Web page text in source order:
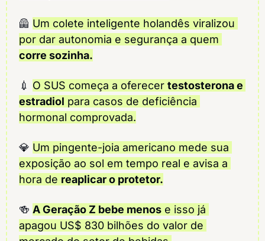
🦺 Um colete inteligente holandês viralizou
corre sozinha.
💉 O SUS começa a oferecer testosterona e
estradiol para casos de deficiência
hormonal comprovada.
💎 Um pingente-joia americano mede sua
exposição ao sol em tempo real e avisa a
hora de reaplicar o protetor.
🍻 A Geração Z bebe menos e isso já
apagou US$ 830 bilhões do valor de